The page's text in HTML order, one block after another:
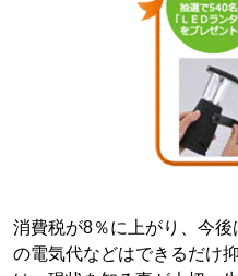
消費税が8％に上がり、今
の電気代などはできるだけ